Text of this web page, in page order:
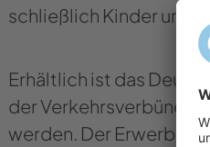
schließ­lich Kin­der unter
Er­hält­lich ist das
der Ver­kehrs­ver­bün­de
wer­den. Der Er­werb ist